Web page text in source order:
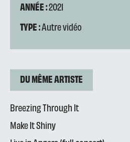
ANNÉE :2021
TYPE :Autre vidéo
DU MÊME ARTISTE
Breezing Through It
Make It Shiny